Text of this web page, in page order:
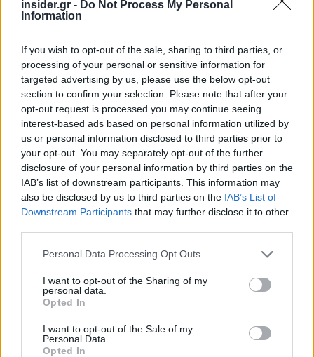
insider.gr - Do Not Process My Personal
Information
If you wish to opt-out of the sale, sharing to third parties, or
processing of your personal or sensitive information for
targeted advertising by us, please use the below opt-out
section to confirm your selection. Please note that after your
opt-out request is processed you may continue seeing
interest-based ads based on personal information utilized by
us or personal information disclosed to third parties prior to
your opt-out. You may separately opt-out of the further
disclosure of your personal information by third parties on the
IAB’s list of downstream participants. This information may
also be disclosed by us to third parties on the IAB’s List of
Downstream Participants that may further disclose it to other
Please note that this website/app uses one or more Google
not limited to your visit or usage behaviour. You may click to
grant or deny consent to Google and its third-party tags to
use your data for below specified purposes in below Google
consent section.
Personal Data Processing Opt Outs
I want to opt-out of the Sharing of my
personal data.
Opted In
I want to opt-out of the Sale of my
Personal Data.
Opted In
χωροταξικό για τις ΑΠΕ. «Ναι, η πατρίδα μας έχει
πρώτο βήμα. Την 1η Απριλίου, πριν από 30 μέρες,
είχαμε 32 ΜW, και δύο μπαταρίες. Και
προχωρούμε γρήγορα, στις επόμενες εβδομάδες,
να φτάσουμε στα 100 ΜW. Και μέχρι το τέλος του
χρόνου, να φτάσουμε τα 700 MW, και να
περάσουμε το 1 GW το ‘27».